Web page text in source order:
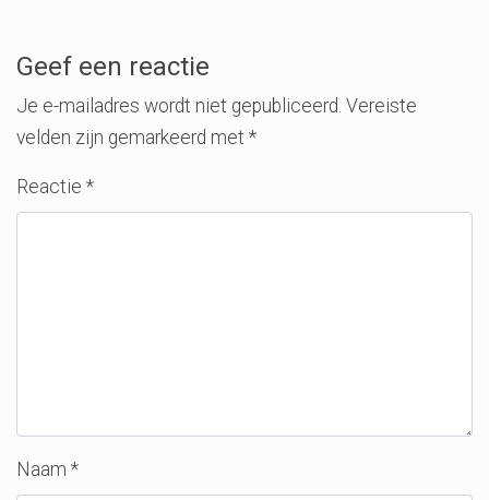
Geef een reactie
Je e-mailadres wordt niet gepubliceerd. Vereiste
velden zijn gemarkeerd met *
Reactie *
Naam *